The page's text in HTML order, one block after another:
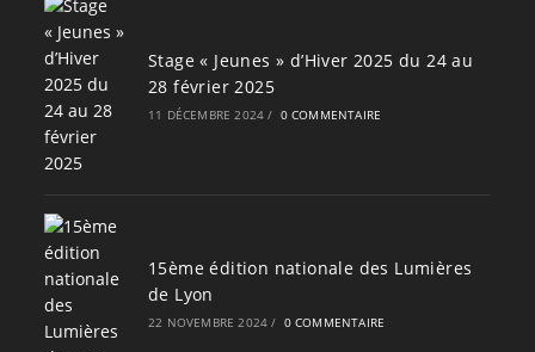
Stage « Jeunes » d’Hiver 2025 du 24 au
28 février 2025
11 DÉCEMBRE 2024 / 0 COMMENTAIRE
15ème édition nationale des Lumières
de Lyon
22 NOVEMBRE 2024 / 0 COMMENTAIRE